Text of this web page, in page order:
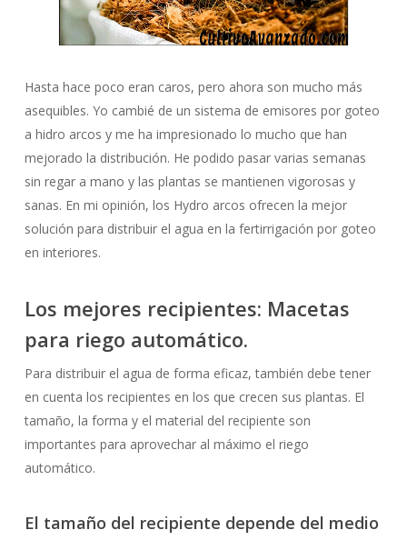
Hasta hace poco eran caros, pero ahora son mucho más
asequibles. Yo cambié de un sistema de emisores por goteo
a hidro arcos y me ha impresionado lo mucho que han
mejorado la distribución. He podido pasar varias semanas
sin regar a mano y las plantas se mantienen vigorosas y
sanas. En mi opinión, los Hydro arcos ofrecen la mejor
solución para distribuir el agua en la fertirrigación por goteo
en interiores.
Los mejores recipientes: Macetas
para riego automático.
Para distribuir el agua de forma eficaz, también debe tener
en cuenta los recipientes en los que crecen sus plantas. El
tamaño, la forma y el material del recipiente son
importantes para aprovechar al máximo el riego
automático.
El tamaño del recipiente depende del medio